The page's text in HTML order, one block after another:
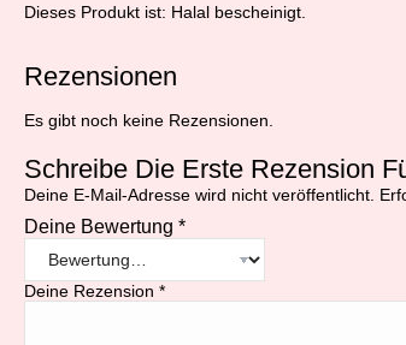
Dieses Produkt ist: Halal bescheinigt.
Rezensionen
Es gibt noch keine Rezensionen.
Schreibe Die Erste Rezension
Deine E-Mail-Adresse wird nicht veröffentlicht.
Deine Bewertung *
Deine Rezension *